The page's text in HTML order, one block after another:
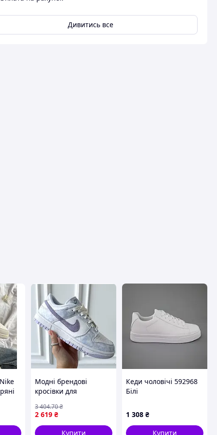
Дивитись все
Модні брендові
кросівки для
Nike Sb Dunk White
Violet 37
2 619 ₴
3 404.70₴
Купити
Кеди чоловічі 592968
Білі
1 308 ₴
Купити